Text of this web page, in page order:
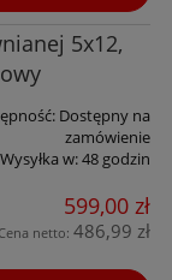
5x12,
Dostępny na
zamówienie
Wysyłka w:48 godzin
599,00 zł
Cena netto: 486,99 zł